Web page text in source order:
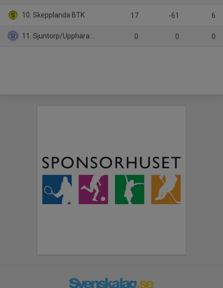
10. Skepplanda BTK 17 -61 6
11. Sjuntorp/Upphärad (9:9) 0 0 0